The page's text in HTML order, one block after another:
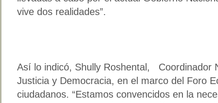
vive dos realidades”.
Así lo indicó, Shully Roshental, Coordinador
Justicia y Democracia, en el marco del Foro
ciudadanos. “Estamos convencidos en la